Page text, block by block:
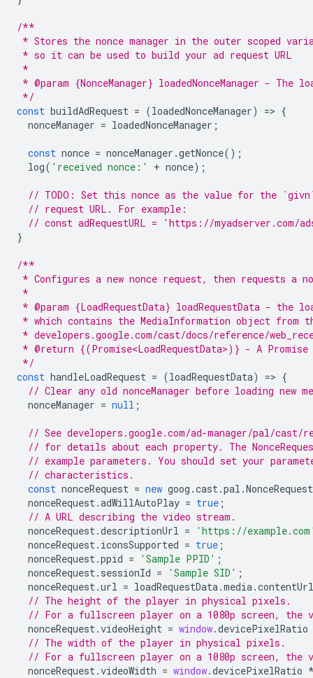
/**
* Stores the nonce manager in the outer scoped
* so it can be used to build your ad request URL
*
* @param {NonceManager} loadedNonceManager - The
*/
const buildAdRequest = (loadedNonceManager) => {
nonceManager = loadedNonceManager ;
const nonce = nonceManager .getNonce();
log( 'received nonce:' + nonce);
// TODO: Set this nonce as the value for the
// request URL. For example:
// const adRequestURL = 'https://myadserver.com/
}
/**
* Configures a new nonce request, then requests a
*
* @param {LoadRequestData} loadRequestData - the
* which contains the MediaInformation object from
* developers.google.com/cast/docs/reference/
* @return {(Promise<LoadRequestData>)} - A
*/
const handleLoadRequest = (loadRequestData) => {
// Clear any old nonceManager before loading new
nonceManager = null ;
// See developers.google.com/ad-manager/pal/cast/
// for details about each property. The
// example parameters. You should set your
// characteristics.
const nonceRequest = new goog .cast.pal .NonceRequest
nonceRequest.adWillAutoPlay = true ;
// A URL describing the video stream.
nonceRequest.descriptionUrl =
'https://
nonceRequest. iconsSupported = true ;
nonceRequest.ppid = 'Sample PPID' ;
nonceRequest. sessionId = 'Sample SID' ;
nonceRequest.url = loadRequestData.media.contentUrl
// The height of the player in physical pixels.
// For a fullscreen player on a 1080p screen, the
nonceRequest.videoHeight = window.devicePixelRatio
// The width of the player in physical pixels.
// For a fullscreen player on a 1080p screen, the
nonceRequest.videoWidth = window.devicePixelRatio